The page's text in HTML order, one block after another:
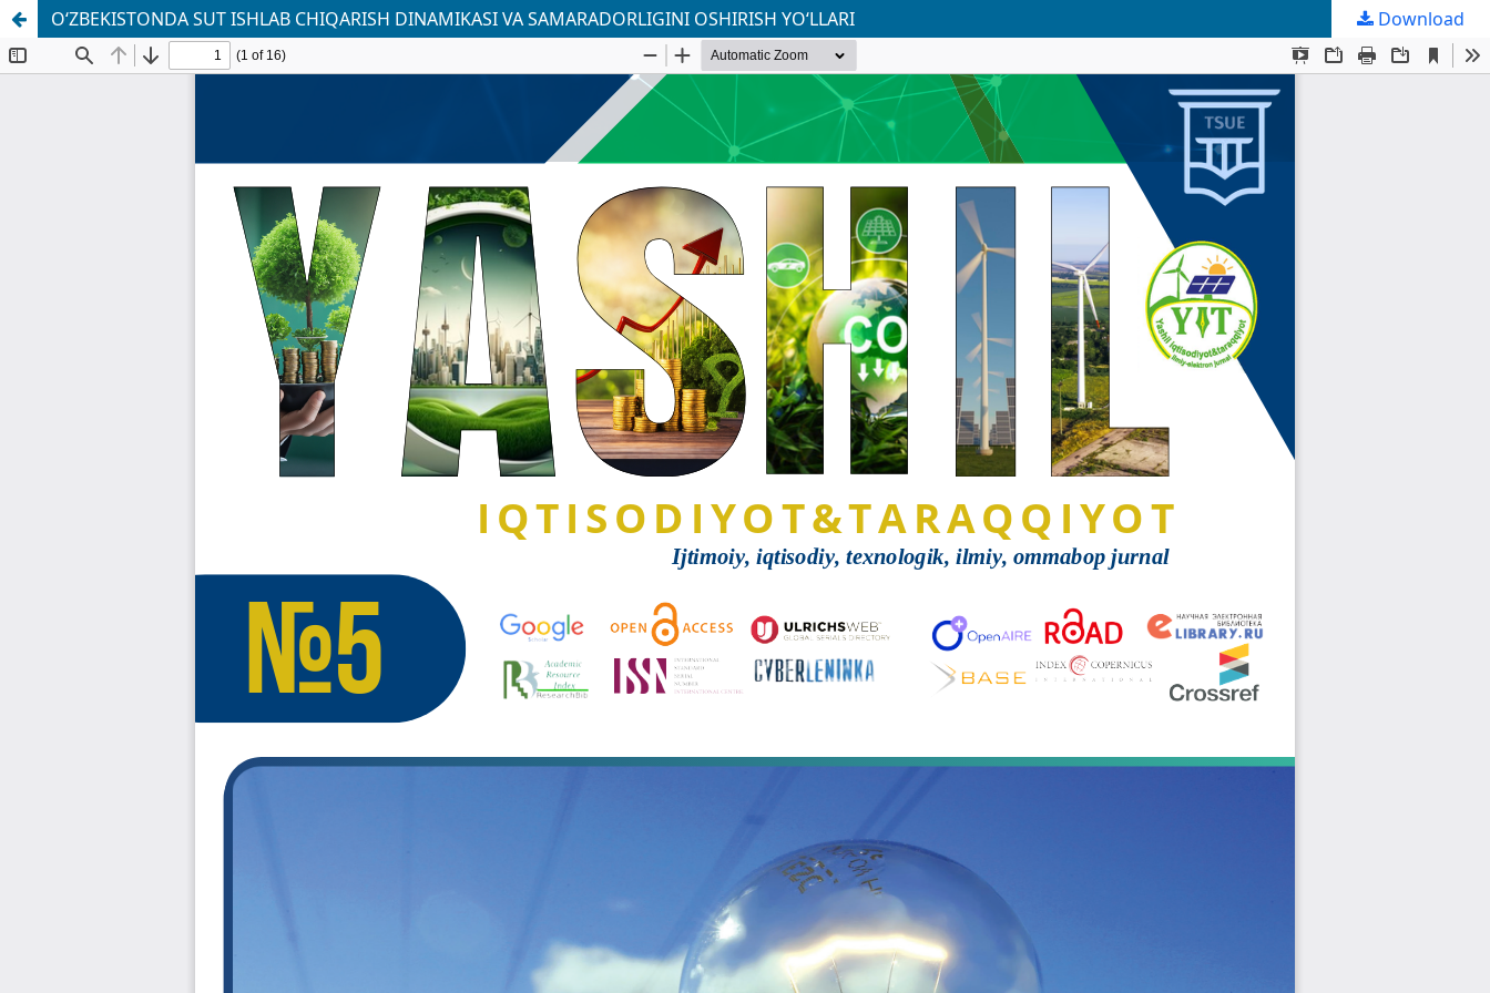
O‘ZBEKISTONDA SUT ISHLAB CHIQARISH DINAMIKASI VA SAMARADORLIGINI OSHIRISH YO‘LLARI Download